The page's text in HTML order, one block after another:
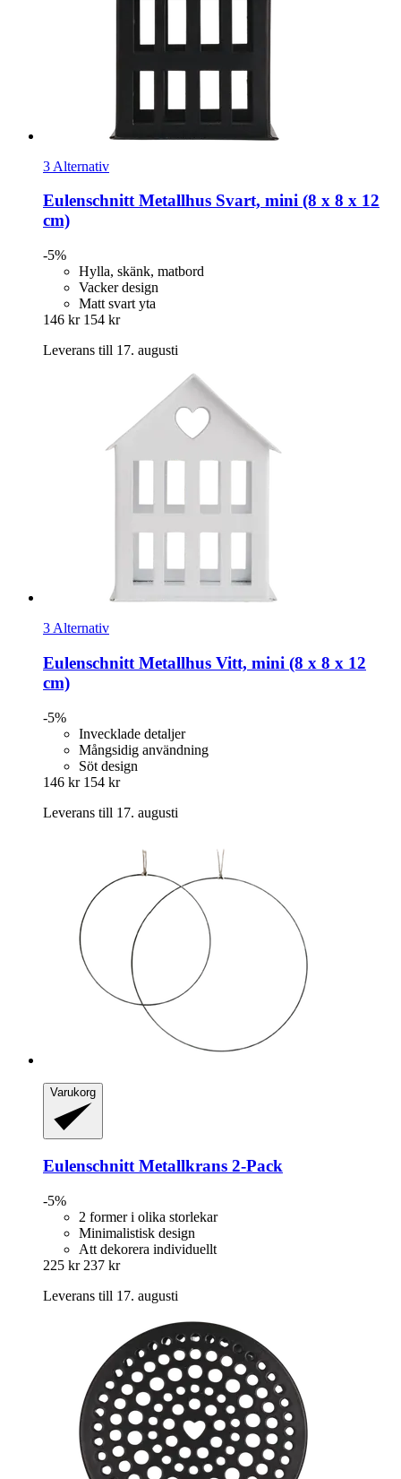
3 Alternativ
EulenschnittMetallhus Svart, mini (8 x 8 x 12
cm)
-5%
Hylla, skänk, matbord
Vacker design
Matt svart yta
146 kr 154 kr
Leverans till 17. augusti
3 Alternativ
Eulenschnitt Metallhus Vitt, mini (8 x 8 x 12
cm)
-5%
Invecklade detaljer
Mångsidig användning
Söt design
146 kr 154 kr
Leverans till 17. augusti
Varukorg
Eulenschnitt Metallkrans 2-​Pack
-5%
2 former i olika storlekar
Minimalistisk design
Att dekorera individuellt
225 kr 237 kr
Leverans till 17. augusti